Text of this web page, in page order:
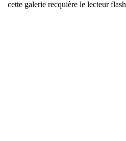
cette galerie recquière le lecteur flash